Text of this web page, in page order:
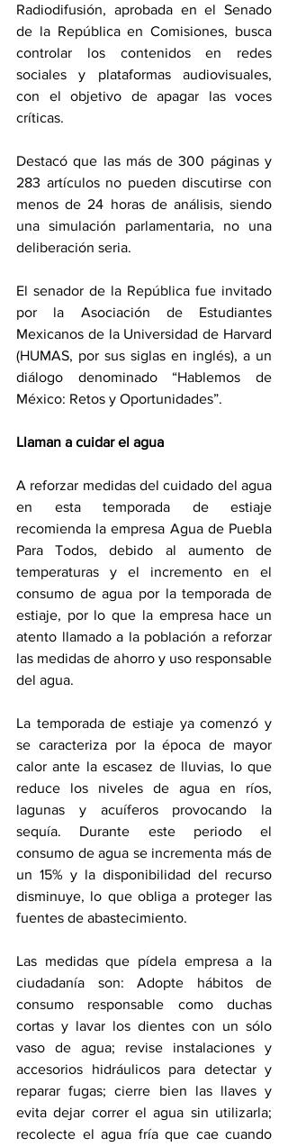
Radiodifusión, aprobada en el Senado
de la República en Comisiones, busca
controlar los contenidos en redes
sociales y plataformas audiovisuales,
con el objetivo de apagar las voces
críticas.
Destacó que las más de 300 páginas y
283 artículos no pueden discutirse con
menos de 24 horas de análisis, siendo
una simulación parlamentaria, no una
deliberación seria.
El senador de la República fue invitado
por la Asociación de Estudiantes
Mexicanos de la Universidad de Harvard
(HUMAS, por sus siglas en inglés), a un
diálogo denominado “Hablemos de
México: Retos y Oportunidades”.
Llaman a cuidar el agua
A reforzar medidas del cuidado del agua
en esta temporada de estiaje
recomienda la empresa Agua de Puebla
Para Todos, debido al aumento de
temperaturas y el incremento en el
consumo de agua por la temporada de
estiaje, por lo que la empresa hace un
atento llamado a la población a reforzar
las medidas de ahorro y uso responsable
del agua.
La temporada de estiaje ya comenzó y
se caracteriza por la época de mayor
calor ante la escasez de lluvias, lo que
reduce los niveles de agua en ríos,
lagunas y acuíferos provocando la
sequía. Durante este periodo el
consumo de agua se incrementa más de
un 15% y la disponibilidad del recurso
disminuye, lo que obliga a proteger las
fuentes de abastecimiento.
Las medidas que pídela empresa a la
ciudadanía son: Adopte hábitos de
consumo responsable como duchas
cortas y lavar los dientes con un sólo
vaso de agua; revise instalaciones y
accesorios hidráulicos para detectar y
reparar fugas; cierre bien las llaves y
evita dejar correr el agua sin utilizarla;
recolecte el agua fría que cae cuando